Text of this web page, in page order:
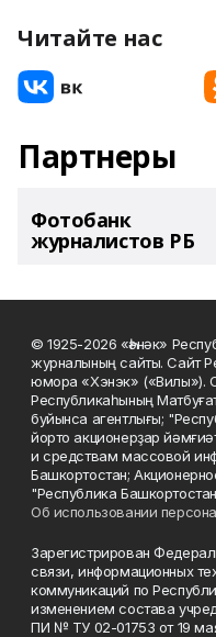
Читайте нас
Партнеры
Фотобанк
журналистов РБ
© 1925-2026 «Һәнәк»
журналының сайты. Сайт
юмора «Хэнэк» («Вилы»).
Республикаһының
буйынса агентлығы;
йорто акционерҙар
и средствам массовой
Башкортостан;
"Республика
Об использовании
Зарегистрирован
связи, информационных
коммуникаций по
изменением состава
ПИ № ТУ 02-01753 от 19